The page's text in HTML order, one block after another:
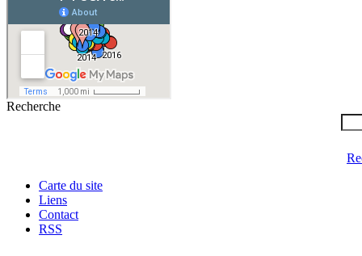
Recherche
Carte du site
Liens
Contact
RSS